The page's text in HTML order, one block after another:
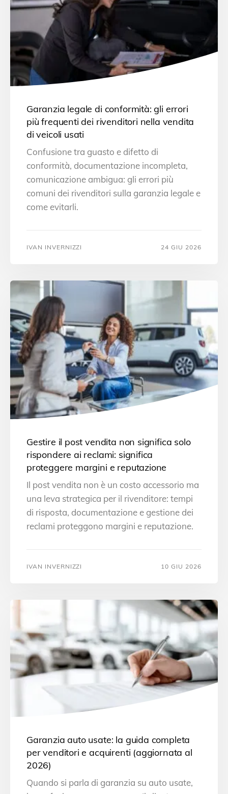
Garanzia legale di conformità: gli errori
più frequenti dei rivenditori nella vendita
di veicoli usati
Confusione tra guasto e difetto di
conformità, documentazione incompleta,
comunicazione ambigua: gli errori più
comuni dei rivenditori sulla garanzia legale e
come evitarli.
IVAN INVERNIZZI 24 GIU 2026
Gestire il post vendita non significa solo
rispondere ai reclami: significa
proteggere margini e reputazione
Il post vendita non è un costo accessorio ma
una leva strategica per il rivenditore: tempi
di risposta, documentazione e gestione dei
reclami proteggono margini e reputazione.
IVAN INVERNIZZI 10 GIU 2026
Garanzia auto usate: la guida completa
per venditori e acquirenti (aggiornata al
2026)
Quando si parla di garanzia su auto usate,